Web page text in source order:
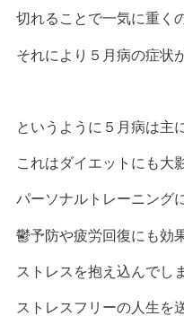
切れることで一気に重く
それにより５月病の症状
というように５月病は主
これはダイエットにも大
パーソナルトレーニング
鬱予防や疲労回復にも効
ストレスを抱え込んでし
ストレスフリーの人生を